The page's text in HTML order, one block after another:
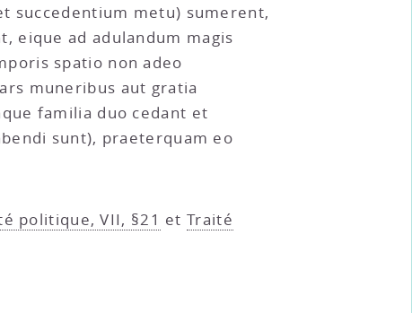
succedentium metu) sumerent,
eique ad adulandum magis
spatio non adeo
muneribus aut gratia
familia duo cedant et
sunt), praeterquam eo
politique, VII, §21 etTraité